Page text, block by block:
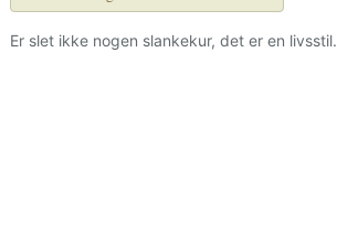
Er slet ikke nogen slankekur, det er en livsstil.